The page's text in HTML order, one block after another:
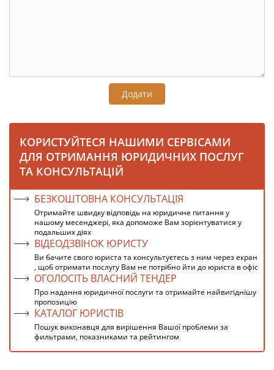
Додати
КОРИСТУЙТЕСЯ НАШИМИ СЕРВІСАМИ
ДЛЯ ОТРИМАННЯ ЮРИДИЧНИХ ПОСЛУГ
ТА КОНСУЛЬТАЦІЙ
БЕЗКОШТОВНА КОНСУЛЬТАЦІЯ
Отримайте швидку відповідь на юридичне питання у
нашому месенджері, яка допоможе Вам зорієнтуватися у
подальших діях
ВІДЕОДЗВІНОК ЮРИСТУ
Ви бачите свого юриста та консультуєтесь з ним через екран
, щоб отримати послугу Вам не потрібно йти до юриста в офіс
ОГОЛОСІТЬ ВЛАСНИЙ ТЕНДЕР
Про надання юридичної послуги та отримайте найвигіднішу
пропозицію
КАТАЛОГ ЮРИСТІВ
Пошук виконавця для вирішення Вашої проблеми за
фильтрами, показниками та рейтингом